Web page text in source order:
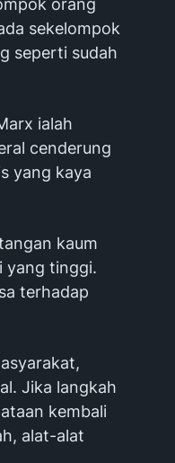
orang
sekelompok
seperti sudah
ialah
cenderung
yang kaya
kaum
yang tinggi.
terhadap
Jika langkah
kembali
alat-alat